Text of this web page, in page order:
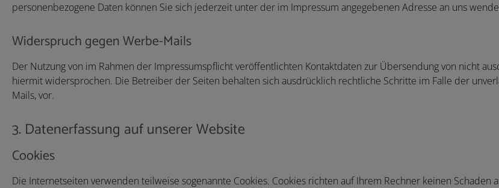
personenbezogene Daten können Sie sich jederzeit unter der im Impressum angegebenen Adresse an uns
Widerspruch gegen Werbe-Mails
Der Nutzung von im Rahmen der Impressumspflicht veröffentlichten Kontaktdaten zur Übersendung von nicht
hiermit widersprochen. Die Betreiber der Seiten behalten sich ausdrücklich rechtliche Schritte im Falle der
Mails, vor.
3. Datenerfassung auf unserer Website
Cookies
Die Internetseiten verwenden teilweise sogenannte Cookies. Cookies richten auf Ihrem Rechner keinen